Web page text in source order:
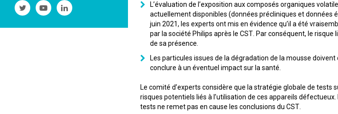
Suivre
l'ANSM
Twitter
Suivre
l'ANSM
Youtube
Suivre
l'ANSM
Linkedin
L’évaluation de l’exposition aux composés organiques
actuellement disponibles (données précliniques et données
juin 2021, les experts ont mis en évidence qu’il a été
par la société Philips après le CST. Par conséquent, le
de sa présence.
Les particules issues de la dégradation de la mousse
conclure à un éventuel impact sur la santé.
Le comité d’experts considère que la stratégie globale de tests
risques potentiels liés à l’utilisation de ces appareils défectueux.
tests ne remet pas en cause les conclusions du CST.